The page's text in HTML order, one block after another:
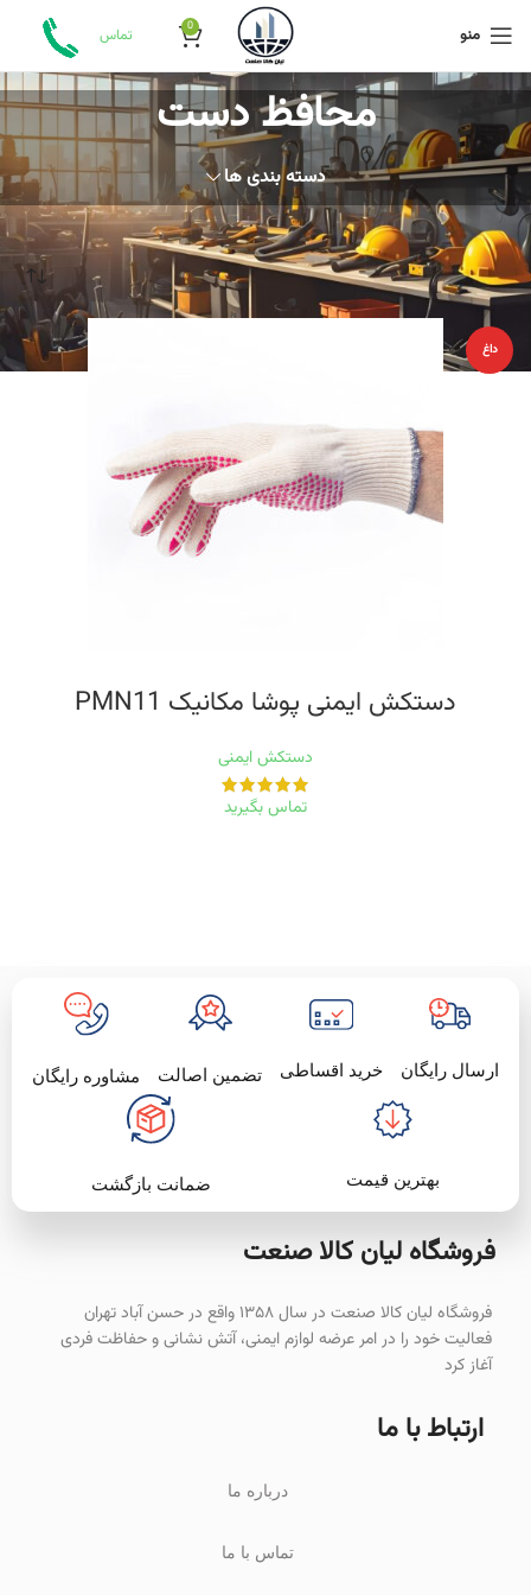
منو 0 تماس
محافظ دست
دسته بندی ها
خانه محصولات برچسب خورده “محافظ دست”
داغ
دستکش ایمنی پوشا مکانیک PMN11
دستکش ایمنی
تماس بگیرید
ارسال رایگان خرید اقساطی تضمین اصالت مشاوره رایگان
بهترین قیمت ضمانت بازگشت
فروشگاه لیان‌ کالا صنعت
فروشگاه لیان کالا صنعت در سال ۱۳۵۸ واقع در حسن آباد تهران
فعالیت خود را در امر عرضه لوازم ایمنی، آتش نشانی و حفاظت فردی
آغاز کرد
ارتباط با ما
درباره ما
تماس با ما